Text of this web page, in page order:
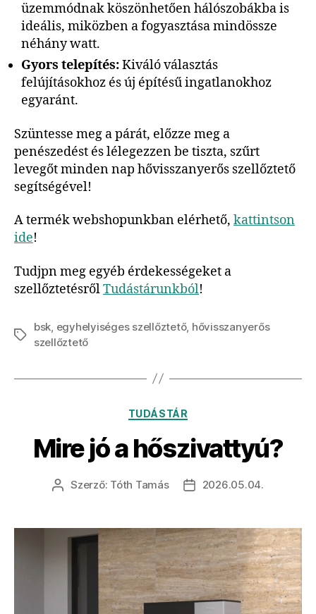
üzemmódnak köszönhetően hálószobákba is
ideális, miközben a fogyasztása mindössze
néhány watt.
Gyors telepítés:Kiváló választás
felújításokhoz és új építésű ingatlanokhoz
egyaránt.
Szüntesse meg a párát, előzze meg a
penészedést és lélegezzen be tiszta, szűrt
levegőt minden nap hővisszanyerős szellőztető
segítségével!
A termék webshopunkban elérhető, kattintson
ide!
Tudjpn meg egyéb érdekességeket a
szellőztetésrőlTudástárunkból!
bsk egyhelyiséges szellőztető, hővisszanyerős
szellőztető
TUDÁSTÁR
Mire jó a hőszivattyú?
Szerző: Tóth Tamás 2026.05.04.